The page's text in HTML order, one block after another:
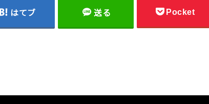
はてブ 送る Pocket